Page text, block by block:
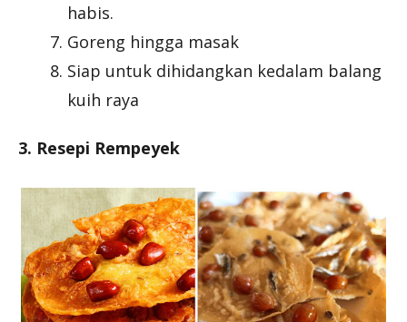
habis.
Goreng hingga masak
Siap untuk dihidangkan kedalam balang
kuih raya
3. Resepi Rempeyek